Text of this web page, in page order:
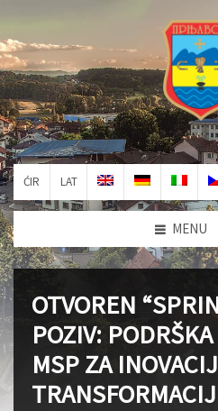
ĆIR LAT
MENU
OTVOREN
POZIV:
MSP ZA